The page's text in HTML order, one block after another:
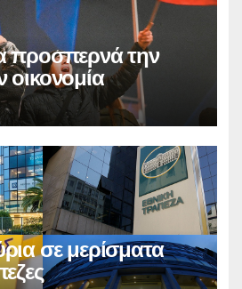
προσπερνά την
σε μερίσματα